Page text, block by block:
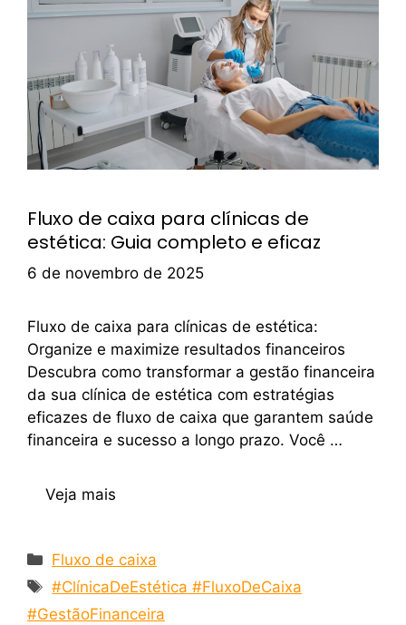
Fluxo de caixa para clínicas de
estética: Guia completo e eficaz
6 de novembro de 2025
Fluxo de caixa para clínicas de estética:
Organize e maximize resultados financeiros
Descubra como transformar a gestão financeira
da sua clínica de estética com estratégias
eficazes de fluxo de caixa que garantem saúde
financeira e sucesso a longo prazo. Você …
Veja mais
Fluxo de caixa
#ClínicaDeEstética #FluxoDeCaixa
#GestãoFinanceira